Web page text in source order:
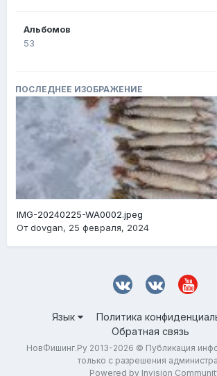
Альбомов
53
ПОСЛЕДНЕЕ ИЗОБРАЖЕНИЕ
IMG-20240225-WA0002.jpeg
Отdovgan, 25 февраля, 2024
Язык
Политика
Обратная связь
НовФишинг.Ру 2013-2026 © Публикация
только с разрешения
Powered by Invision